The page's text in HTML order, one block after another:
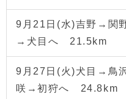
9月21日(水)吉野→関
→犬目へ 21.5km
9月27日(火)犬目→
咲→初狩へ 24.8km